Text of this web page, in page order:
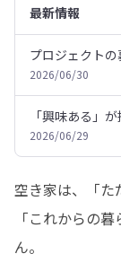
最新情報
プロジェクトの
2026/06/30
「興味ある」
2026/06/29
空き家は、「た
「これからの
ん。